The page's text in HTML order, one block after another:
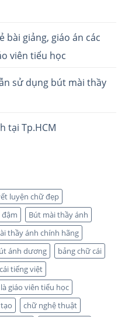
bài giảng, giáo án các
viên tiểu học
sử dụng bút mài thầy
tại Tp.HCM
luyện chữ đẹp
Bút mài thầy ánh
thầy ánh chính hãng
ánh dương
bảng chữ cái
tiếng việt
giáo viên tiểu học
chữ nghệ thuật